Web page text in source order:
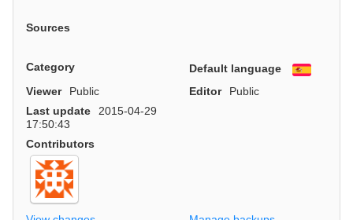
Sources
Category Default language
Viewer
Public Editor
Public
Last update
2015-04-29
17:50:43
Contributors